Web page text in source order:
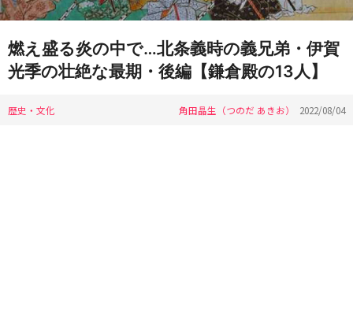
燃え盛る炎の中で…北条義時の義兄弟・伊賀
光季の壮絶な最期・後編【鎌倉殿の13人】
歴史・文化 角田晶生（つのだ あきお） 2022/08/04